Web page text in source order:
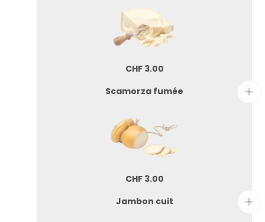
CHF3.00
Scamorza fumée
CHF3.00
Jambon cuit